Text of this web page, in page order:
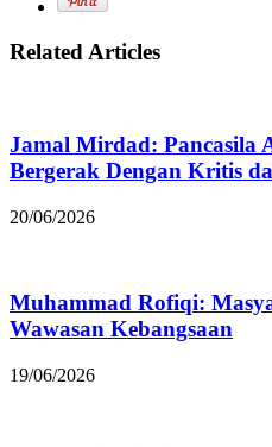
Related Articles
Jamal Mirdad: Pancasila
Bergerak Dengan Kritis
20/06/2026
Muhammad Rofiqi:
Wawasan Kebangsaan
19/06/2026